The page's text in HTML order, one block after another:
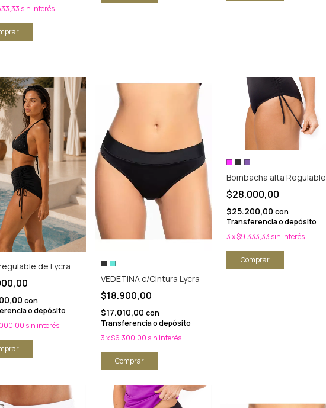
sin interés
de Lycra
con
o depósito
sin interés
VEDETINA c/Cintura Lycra
$18.900,00
$17.010,00con
Transferencia o depósito
3x$6.300,00 sin interés
Comprar
Bombacha alta Regulable
$28.000,00
$25.200,00 con
Transferencia o depósito
3x$9.333,33 sin interés
Comprar